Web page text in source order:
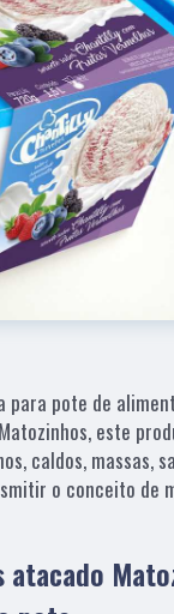
para pote de
este
caldos, massas,
o conceito de